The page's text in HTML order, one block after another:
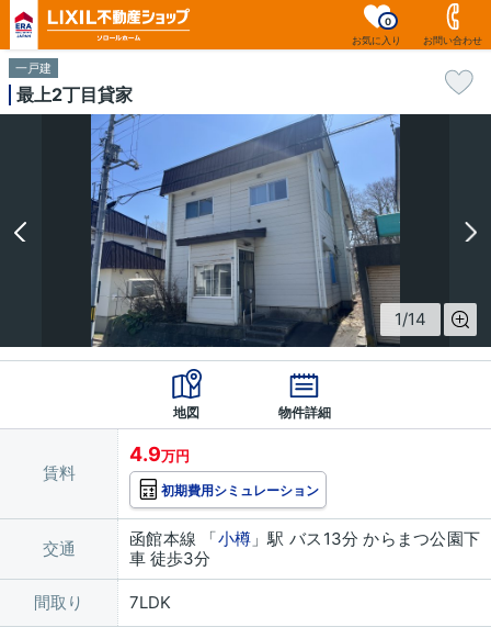
お気に入り
0
お問い合わせ
一戸建
最上2丁目貸家
1/14
地図 物件詳細
賃料
4.9万円
初期費用シミュレーション
交通 函館本線 「小樽 」駅 バス13分 からまつ公園下
車 徒歩3分
間取り 7LDK